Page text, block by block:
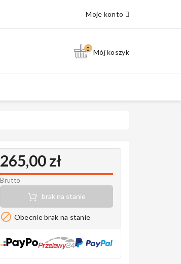
Moje konto
0 Mój koszyk
265,00 zł
Brutto
brak na stanie
 Obecnie brak na stanie